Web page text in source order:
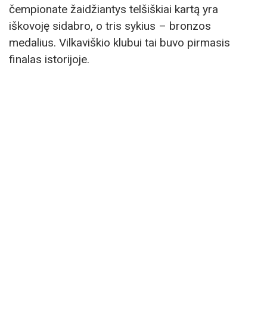
čempionate žaidžiantys telšiškiai kartą yra
iškovoję sidabro, o tris sykius – bronzos
medalius. Vilkaviškio klubui tai buvo pirmasis
finalas istorijoje.